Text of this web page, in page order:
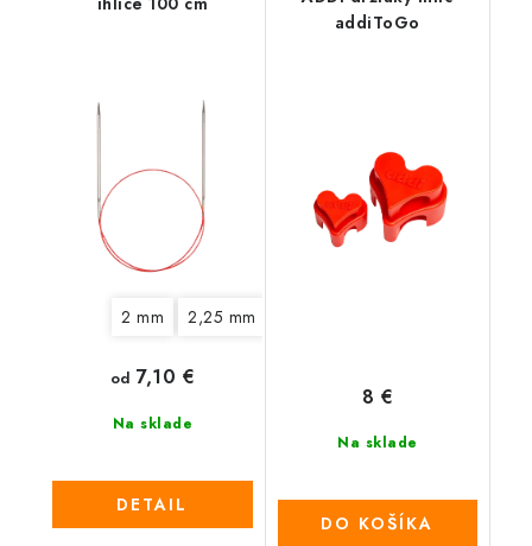
2 mm 2,25 mm
Na sklade
od 7,10 €
DETAIL
addiToGo
Na sklade
8 €
DO KOŠÍKA